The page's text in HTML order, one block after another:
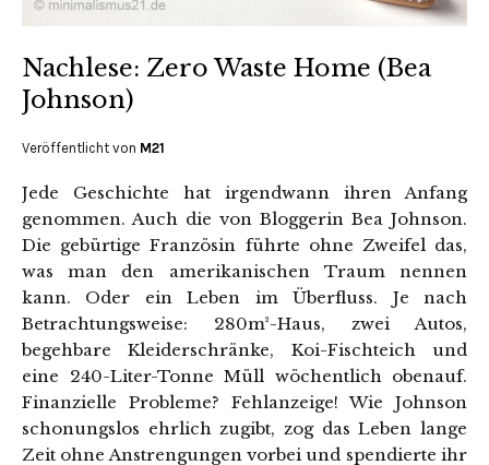
Nachlese: Zero Waste Home (Bea
Johnson)
Veröffentlicht von M21
Jede Geschichte hat irgendwann ihren Anfang
genommen. Auch die von Bloggerin Bea Johnson.
Die gebürtige Französin führte ohne Zweifel das,
was man den amerikanischen Traum nennen
kann. Oder ein Leben im Überfluss. Je nach
Betrachtungsweise: 280m²-Haus, zwei Autos,
begehbare Kleiderschränke, Koi-Fischteich und
eine 240-Liter-Tonne Müll wöchentlich obenauf.
Finanzielle Probleme? Fehlanzeige! Wie Johnson
schonungslos ehrlich zugibt, zog das Leben lange
Zeit ohne Anstrengungen vorbei und spendierte ihr